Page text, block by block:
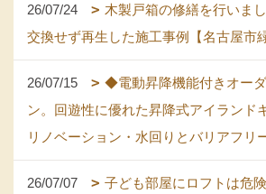
26/07/24
木製戸箱の修繕を行いま
交換せず再生した施工事例【名古屋市
26/07/15
◆電動昇降機能付きオー
ン。回遊性に優れた昇降式アイランド
リノベーション・水回りとバリアフリ
26/07/07
子ども部屋にロフトは危